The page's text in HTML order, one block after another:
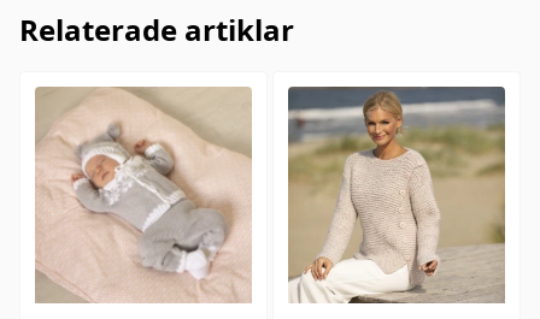
Relaterade artiklar